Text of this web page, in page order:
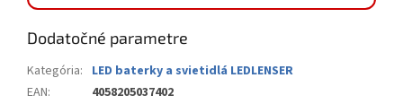
Dodatočné parametre
Kategória: LED baterky a svietidlá LEDLENSER
EAN:
4058205037402